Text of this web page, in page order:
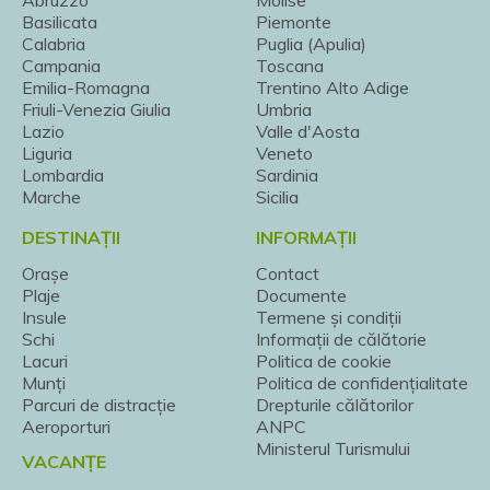
Basilicata
Calabria
Campania
Emilia-Romagna
Friuli-Venezia Giulia
Lazio
Liguria
Lombardia
Marche
Piemonte
Puglia (Apulia)
Toscana
Trentino Alto Adige
Umbria
Valle d'Aosta
Veneto
Sardinia
Sicilia
DESTINAȚII
Orașe
Plaje
Insule
Schi
Lacuri
Munți
Parcuri de distracție
Aeroporturi
VACANȚE
INFORMAȚII
Contact
Documente
Termene și condiții
Informații de călătorie
Politica de cookie
Politica de confidențialitate
Drepturile călătorilor
ANPC
Ministerul Turismului